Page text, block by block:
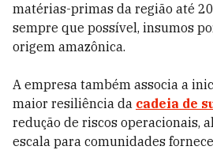
matérias-primas da região até
sempre que possível, insumos
origem amazônica.
A empresa também associa a
maior resiliência da cadeia de
redução de riscos operacionais,
escala para comunidades